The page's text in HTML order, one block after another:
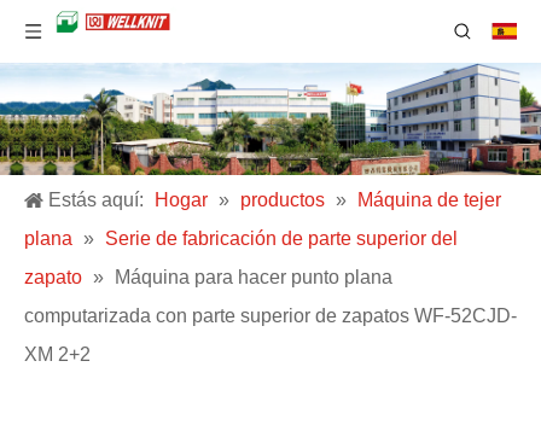
Estás aquí: Hogar » productos »
Máquina de tejer
plana » Serie de fabricación de parte superior del
zapato »
Máquina para hacer punto plana
computarizada con parte superior de zapatos WF-52CJD-
XM 2+2